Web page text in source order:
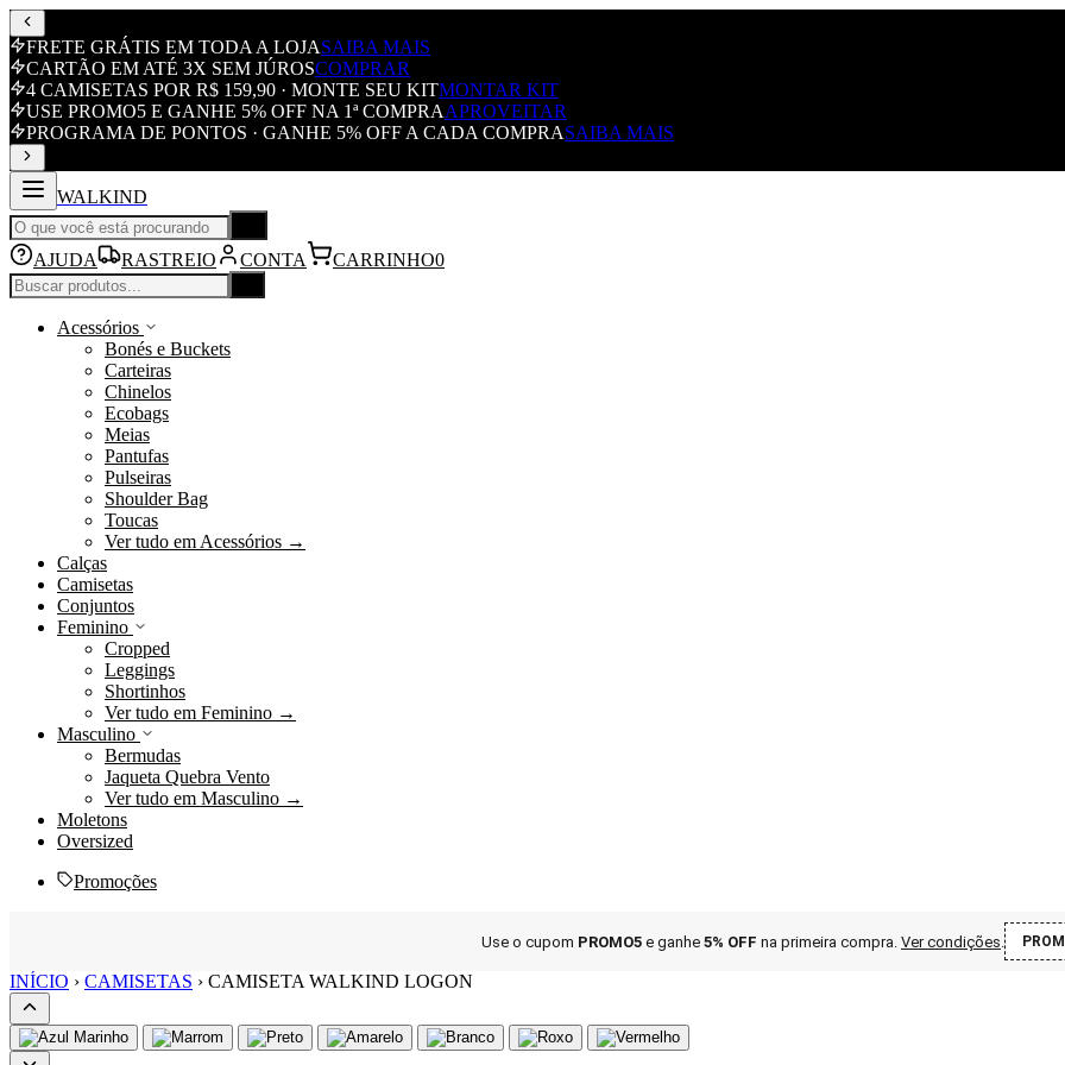
FRETE GRÁTIS EM TODA A LOJASAIBA MAIS
CARTÃO EM ATÉ 3X SEM JÚROSCOMPRAR
4 CAMISETAS POR R$ 159,90 · MONTE SEU KITMONTAR KIT
USE PROMO5 E GANHE 5% OFF NA 1ª COMPRAAPROVEITAR
PROGRAMA DE PONTOS · GANHE 5% OFF A CADA COMPRASAIBA MAIS
WALKIND
AJUDA RASTREIO CONTA CARRINHO0
Acessórios
Bonés e Buckets
Carteiras
Chinelos
Ecobags
Meias
Pantufas
Pulseiras
Shoulder Bag
Toucas
Ver tudo em Acessórios →
Calças
Camisetas
Conjuntos
Feminino
Cropped
Leggings
Shortinhos
Ver tudo em Feminino →
Masculino
Bermudas
Jaqueta Quebra Vento
Ver tudo em Masculino →
Moletons
Oversized
Promoções
Use o cupom PROMO5 e ganhe 5% OFF na primeira compra Ver condições
Ir
para
o
conteúdo
INÍCIO › CAMISETAS › CAMISETA WALKIND LOGON